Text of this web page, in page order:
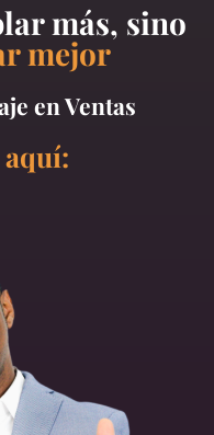
más, sino
mejor
en Ventas